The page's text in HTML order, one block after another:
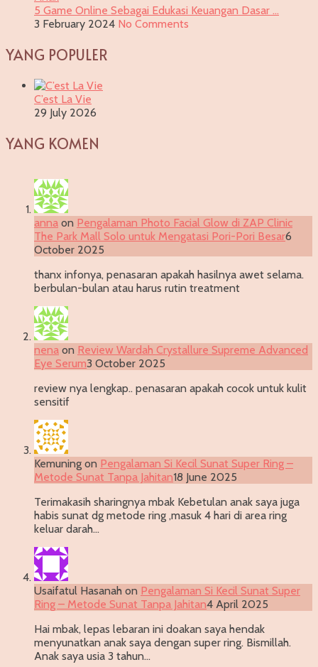
5 Game Online Sebagai Edukasi Keuangan Dasar …
3 February 2024 No Comments
YANG POPULER
C’est La Vie
29 July 2026
YANG KOMEN
anna on Pengalaman Photo Facial Glow di ZAP Clinic
The Park Mall Solo untuk Mengatasi Pori-Pori Besar6
October 2025
thanx infonya, penasaran apakah hasilnya awet selama.
berbulan-bulan atau harus rutin treatment
nena on Review Wardah Crystallure Supreme Advanced
Eye Serum3 October 2025
review nya lengkap.. penasaran apakah cocok untuk kulit
sensitif
Kemuning on Pengalaman Si Kecil Sunat Super Ring –
Metode Sunat Tanpa Jahitan18 June 2025
Terimakasih sharingnya mbak Kebetulan anak saya juga
habis sunat dg metode ring ,masuk 4 hari di area ring
keluar darah…
Usaifatul Hasanah on Pengalaman Si Kecil Sunat Super
Ring – Metode Sunat Tanpa Jahitan4 April 2025
Hai mbak, lepas lebaran ini doakan saya hendak
menyunatkan anak saya dengan super ring. Bismillah.
Anak saya usia 3 tahun…